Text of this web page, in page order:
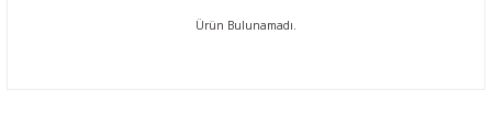
Ürün Bulunamadı.